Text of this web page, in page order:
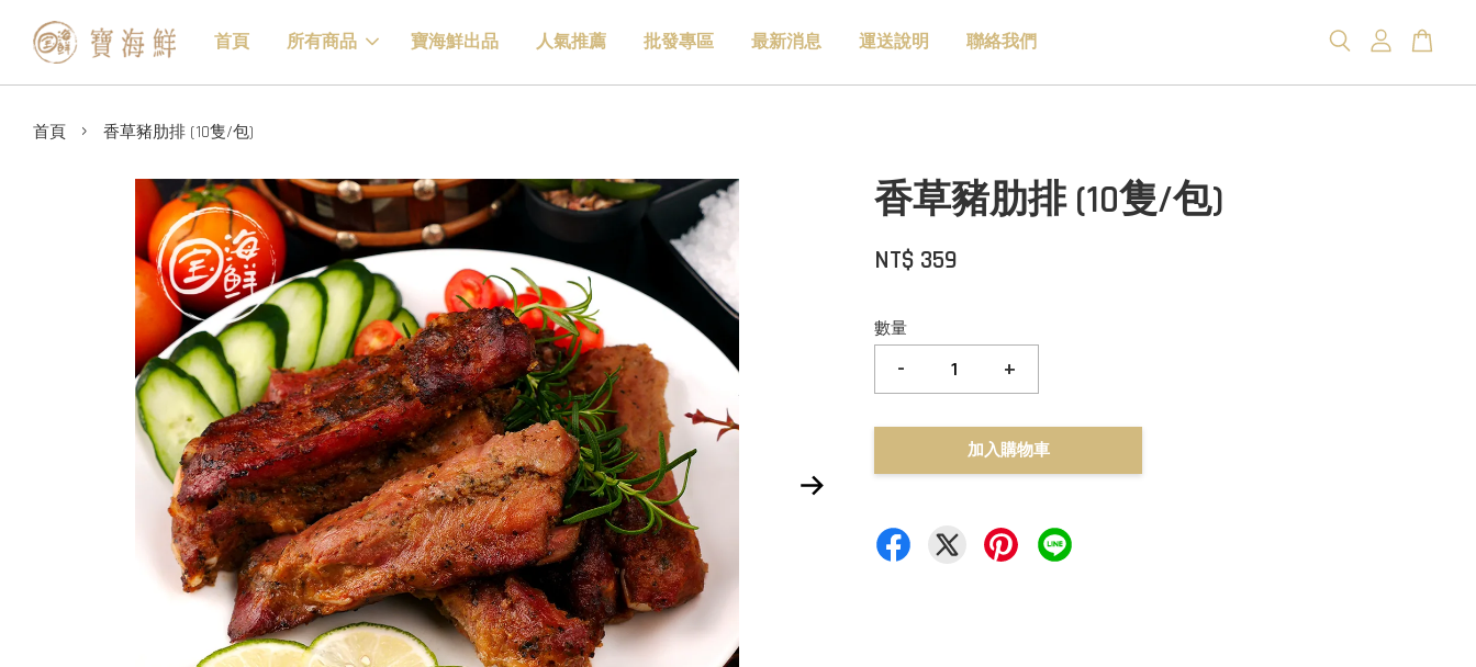
首頁 所有商品 寶海鮮出品 人氣推薦 批發專區 最新消息 運送說明 聯絡我們
首頁 › 香草豬肋排 (10隻/包)
香草豬肋排 (10隻/包)
NT$ 359
數量
- +
加入購物車